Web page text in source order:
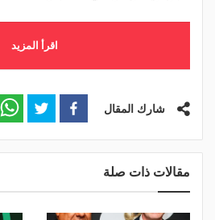
اقرأ المزيد
شارك المقال
مقالات ذات صلة